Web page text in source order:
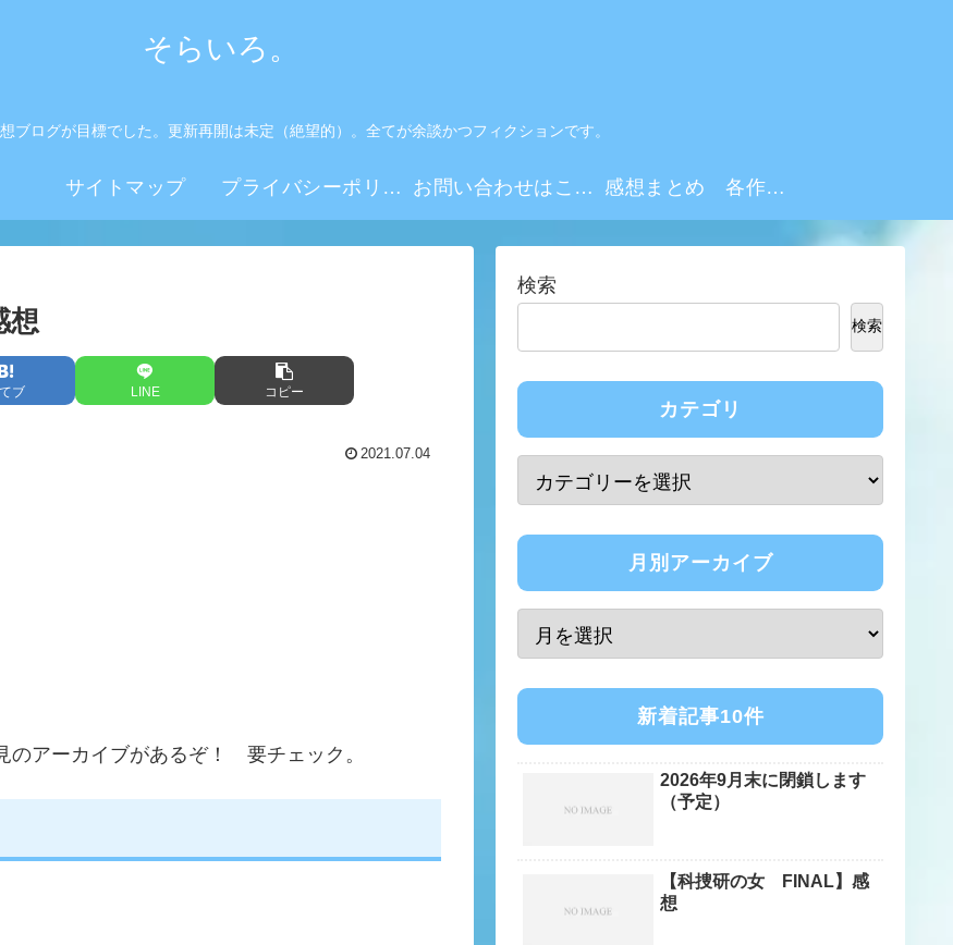
そらいろ。
ブログが目標でした。更新再開は未定（絶望的）。全てが余談かつフィクションです。
サイトマップ プライバシーポリシー お問い合わせはこちらから 感想まとめ 各作品・シーズンリンク集
想
ブ LINE コピー
2021.07.04
アーカイブがあるぞ！ 要チェック。
検索
検索
カテゴリ
月別アーカイブ
新着記事10件
2026年9月末に閉鎖します
（予定）
【科捜研の女 FINAL】感
想